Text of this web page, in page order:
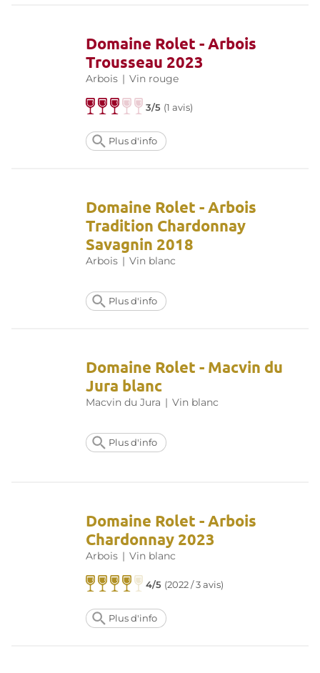
Domaine Rolet - Arbois
Trousseau 2023
Arbois | Vin rouge
3/5 (1 avis)
Plus d'info
Domaine Rolet - Arbois
Tradition Chardonnay
Savagnin 2018
Arbois | Vin blanc
Plus d'info
Domaine Rolet - Macvin du
Jura blanc
Macvin du Jura | Vin blanc
Plus d'info
Domaine Rolet - Arbois
Chardonnay 2023
Arbois | Vin blanc
4/5 (2022 / 3 avis)
Plus d'info